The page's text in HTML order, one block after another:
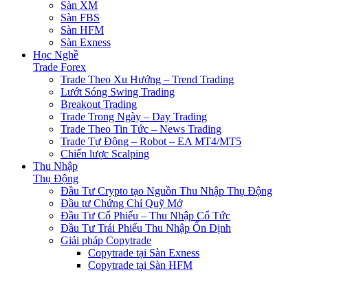
Sàn XM
Sàn FBS
Sàn HFM
Sàn Exness
Học Nghề
Trade Forex
Trade Theo Xu Hướng – Trend Trading
Lướt Sóng Swing Trading
Breakout Trading
Trade Trong Ngày – Day Trading
Trade Theo Tin Tức – News Trading
Trade Tự Động – Robot – EA MT4/MT5
Chiến lược Scalping
Thu Nhập
Thụ Động
Đầu Tư Crypto tạo Nguồn Thu Nhập Thụ Động
Đầu tư Chứng Chỉ Quỹ Mở
Đầu Tư Cổ Phiếu – Thu Nhập Cổ Tức
Đầu Tư Trái Phiếu Thu Nhập Ổn Định
Giải pháp Copytrade
Copytrade tại Sàn Exness
Copytrade tại Sàn HFM